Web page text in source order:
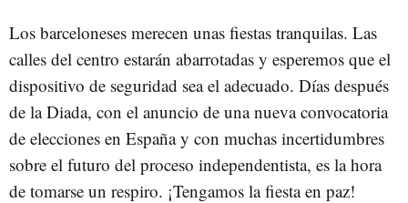
Los barceloneses merecen unas fiestas tranquilas. Las
calles del centro estarán abarrotadas y esperemos que el
dispositivo de seguridad sea el adecuado. Días después
de la Diada, con el anuncio de una nueva convocatoria
de elecciones en España y con muchas incertidumbres
sobre el futuro del proceso independentista, es la hora
de tomarse un respiro. ¡Tengamos la fiesta en paz!